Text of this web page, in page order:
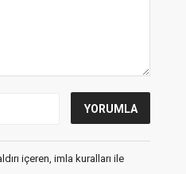
içeren, imla kuralları ile